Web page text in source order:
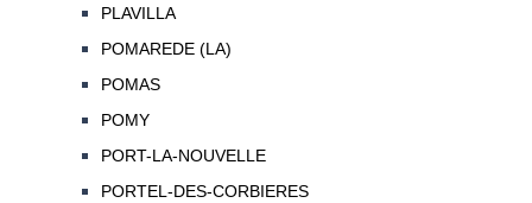
PLAVILLA
POMAREDE (LA)
POMAS
POMY
PORT-LA-NOUVELLE
PORTEL-DES-CORBIERES